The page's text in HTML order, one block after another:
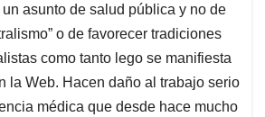
asunto de salud pública y no de
o de favorecer tradiciones
como tanto lego se manifiesta
la Web. Hacen daño al trabajo serio
médica que desde hace mucho